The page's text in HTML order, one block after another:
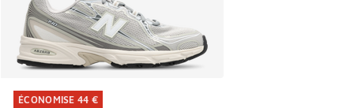
ÉCONOMISE 44 €
ÉCONOMISE 44 €